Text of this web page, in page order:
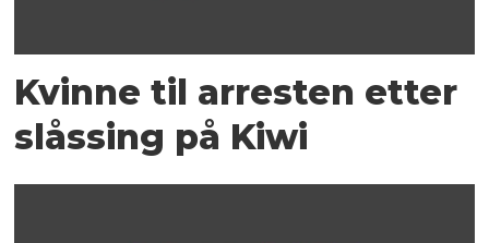
Kvinne til arresten etter
slåssing på Kiwi